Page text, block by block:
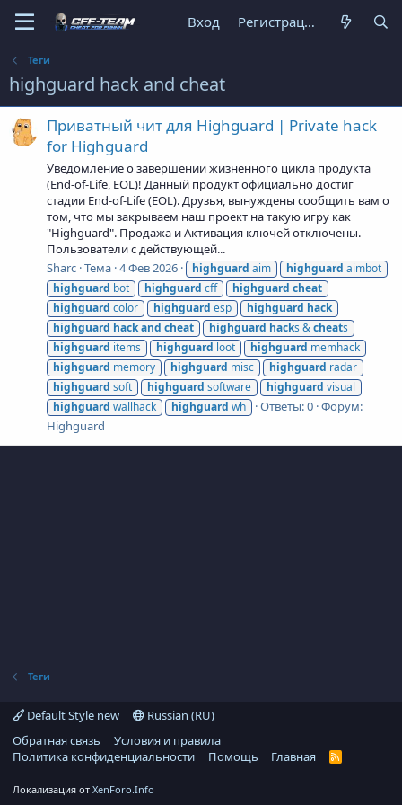
Вход Регистрация
Теги
highguard hack and cheat
Приватный чит для Highguard | Private hack
for Highguard
Уведомление о завершении жизненного цикла продукта
(End-of-Life, EOL)! Данный продукт официально достиг
стадии End-of-Life (EOL). Друзья, вынуждены сообщить вам о
том, что мы закрываем наш проект на такую игру как
"Highguard". Продажа и Активация ключей отключены.
Пользователи с действующей...
Sharc Тема 4 Фев 2026 highguard aim highguard aimbot
highguard bot highguard cff highguard cheat
highguard color highguard esp highguard hack
highguard hackand cheat highguard hacks &cheats
highguard items highguard loot highguard memhack
highguard memory highguard misc highguard radar
highguard soft highguard software highguard visual
highguard wallhack highguard wh Ответы: 0 Форум:
Highguard
Теги
Default Style new
Russian (RU)
Обратная связь
Условия и правила
Политика конфиденциальности
Помощь Главная
R
Локализация от XenForo.Info